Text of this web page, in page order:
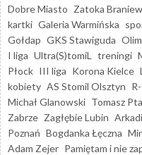
Dobre Miasto Zatoka
kartki Galeria Warmińska
Gołdap GKS Stawiguda
I liga Ultra(S)tomiL treningi
Płock III liga Korona Kielce
kobiety AS Stomil Olsztyn
Michał Glanowski Tomasz
Zabrze Zagłębie Lubin
Poznań Bogdanka Łęczna
Adam Zejer Pamiętam i nie